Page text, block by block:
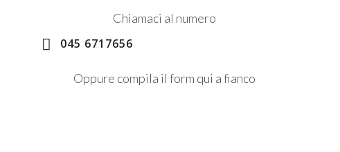
Chiamaci al numero
045 6717656
Oppure compila il form qui a fianco